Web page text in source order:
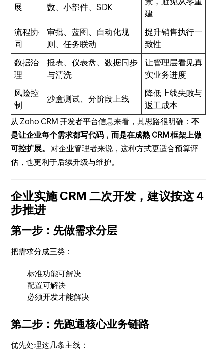
展
数、小部件、SDK
建
流程协
同
审批、蓝图、自动化规
则、任务联动
提升销售执行一
致性
数据治
理
报表、仪表盘、数据同步
与清洗
让管理层看见真
实业务进度
风险控
制
沙盒测试、分阶段上线
降低上线失败与
返工成本
从 Zoho CRM 开发者平台信息来看，其思路很明确：不
是让企业每个需求都写代码，而是在成熟 CRM 框架上做
可控扩展。
对企业管理者来说，这种方式更适合预算评
估，也更利于后续升级与维护。
企业实施 CRM 二次开发，建议按这 4
步推进
第一步：先做需求分层
把需求分成三类：
标准功能可解决
配置可解决
必须开发才能解决
第二步：先跑通核心业务链路
优先处理这几条主线：